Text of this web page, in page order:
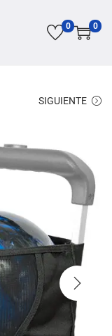
0 0
SIGUIENTE